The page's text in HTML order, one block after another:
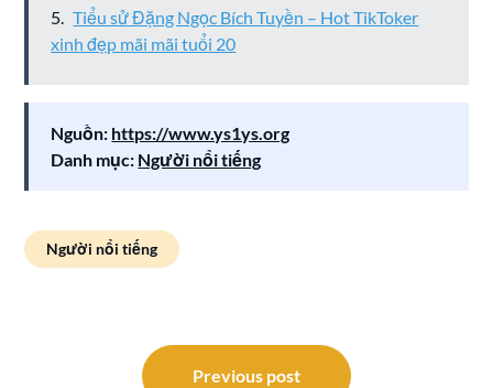
Tiểu sử Đặng Ngọc Bích Tuyền – Hot TikToker
xinh đẹp mãi mãi tuổi 20
Nguồn: https://www.ys1ys.org
Danh mục: Người nổi tiếng
Người nổi tiếng
Previous post